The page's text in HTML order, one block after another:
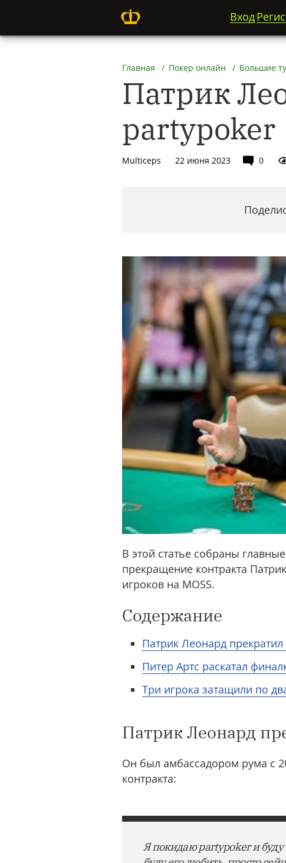
Вход
Главная Покер онлайн Большие
Патрик
partypoker
Multiceps 22 июня 2023 0
В этой статье собраны
прекращение контракта
игроков на MOSS.
Содержание
Патрик Леонард
Питер Артс раскатал
Три игрока затащили по
Патрик Леонард
Он был амбассадором рума с
контракта:
Я покидаю partypoker и буду